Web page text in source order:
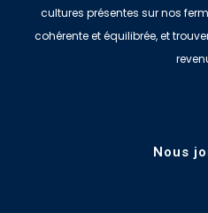
cultures présentes sur nos
cohérente et équilibrée, et
Nous